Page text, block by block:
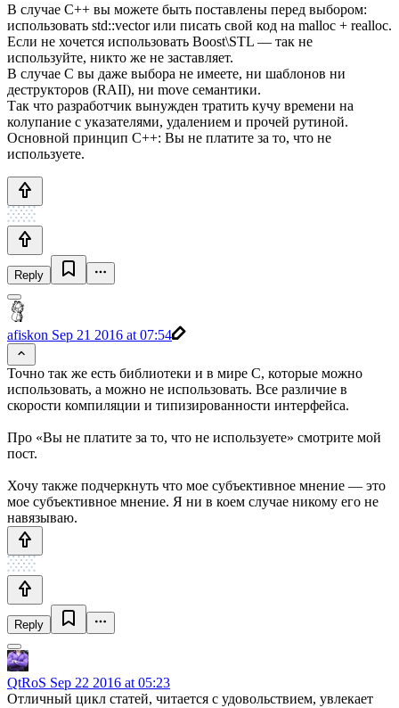
В случае С++ вы можете быть поставлены перед выбором:
использовать std::vector или писать свой код на malloc + realloc.
Если не хочется использовать Boost\STL — так не
используйте, никто же не заставляет.
В случае С вы даже выбора не имеете, ни шаблонов ни
деструкторов (RAII), ни move семантики.
Так что разработчик вынужден тратить кучу времени на
колупание с указателями, удалением и прочей рутиной.
Основной принцип С++: Вы не платите за то, что не
используете.
Reply
afiskon Sep 21 2016 at 07:54
Точно так же есть библиотеки и в мире C, которые можно
использовать, а можно не использовать. Все различие в
скорости компиляции и типизированности интерфейса.
Про «Вы не платите за то, что не используете» смотрите мой
пост.
Хочу также подчеркнуть что мое субъективное мнение — это
мое субъективное мнение. Я ни в коем случае никому его не
навязываю.
Reply
QtRoS Sep 22 2016 at 05:23
Отличный цикл статей, читается с удовольствием, увлекает